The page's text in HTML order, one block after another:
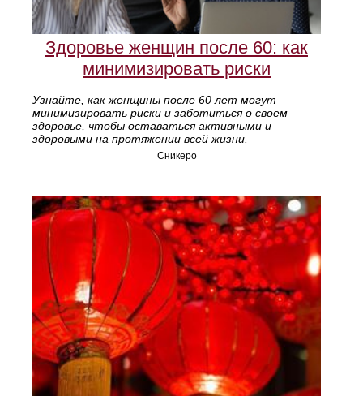
Здоровье женщин после 60: как
минимизировать риски
Узнайте, как женщины после 60 лет могут
минимизировать риски и заботиться о своем
здоровье, чтобы оставаться активными и
здоровыми на протяжении всей жизни.
Сникеро